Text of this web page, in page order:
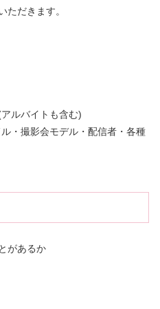
ただきます。
ルバイトも含む)
・撮影会モデル・配信者・各種
があるか